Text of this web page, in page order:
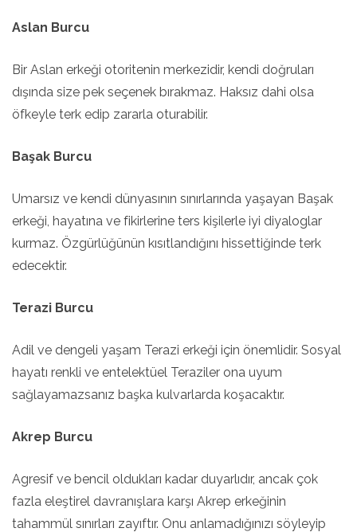
Aslan Burcu
Bir Aslan erkeği otoritenin merkezidir, kendi doğruları
dışında size pek seçenek bırakmaz. Haksız dahi olsa
öfkeyle terk edip zararla oturabilir.
Başak Burcu
Umarsız ve kendi dünyasının sınırlarında yaşayan Başak
erkeği, hayatına ve fikirlerine ters kişilerle iyi diyaloglar
kurmaz. Özgürlüğünün kısıtlandığını hissettiğinde terk
edecektir.
Terazi Burcu
Adil ve dengeli yaşam Terazi erkeği için önemlidir. Sosyal
hayatı renkli ve entelektüel Teraziler ona uyum
sağlayamazsanız başka kulvarlarda koşacaktır.
Akrep Burcu
Agresif ve bencil oldukları kadar duyarlıdır, ancak çok
fazla eleştirel davranışlara karşı Akrep erkeğinin
tahammül sınırları zayıftır. Onu anlamadığınızı söyleyip